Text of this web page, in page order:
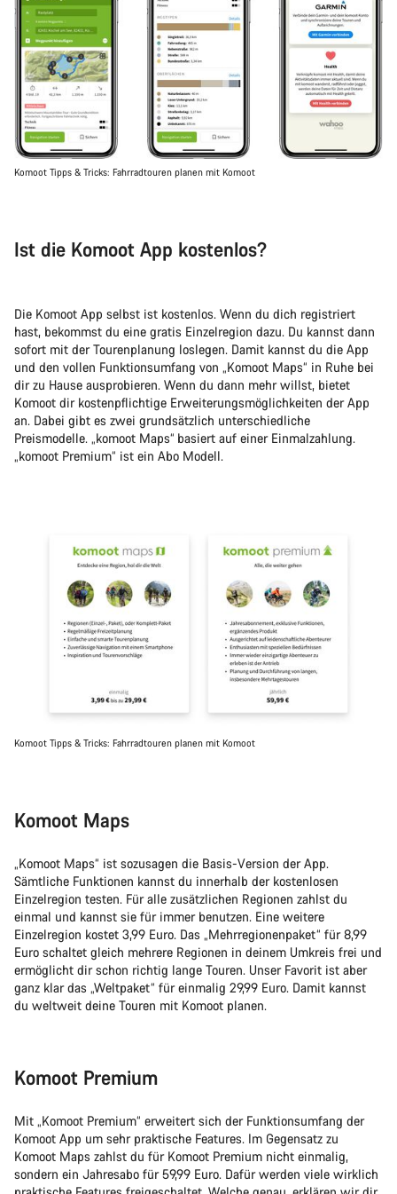
Komoot Tipps & Tricks: Fahrradtouren planen mit Komoot
Ist die Komoot App kostenlos?
Die Komoot App selbst ist kostenlos. Wenn du dich registriert
hast, bekommst du eine gratis Einzelregion dazu. Du kannst dann
sofort mit der Tourenplanung loslegen. Damit kannst du die App
und den vollen Funktionsumfang von „Komoot Maps“ in Ruhe bei
dir zu Hause ausprobieren. Wenn du dann mehr willst, bietet
Komoot dir kostenpflichtige Erweiterungsmöglichkeiten der App
an. Dabei gibt es zwei grundsätzlich unterschiedliche
Preismodelle. „komoot Maps“ basiert auf einer Einmalzahlung.
„komoot Premium“ ist ein Abo Modell.
Komoot Tipps & Tricks: Fahrradtouren planen mit Komoot
Komoot Maps
„Komoot Maps“ ist sozusagen die Basis-Version der App.
Sämtliche Funktionen kannst du innerhalb der kostenlosen
Einzelregion testen. Für alle zusätzlichen Regionen zahlst du
einmal und kannst sie für immer benutzen. Eine weitere
Einzelregion kostet 3,99 Euro. Das „Mehrregionenpaket“ für 8,99
Euro schaltet gleich mehrere Regionen in deinem Umkreis frei und
ermöglicht dir schon richtig lange Touren. Unser Favorit ist aber
ganz klar das „Weltpaket“ für einmalig 29,99 Euro. Damit kannst
du weltweit deine Touren mit Komoot planen.
Komoot Premium
Mit „Komoot Premium“ erweitert sich der Funktionsumfang der
Komoot App um sehr praktische Features. Im Gegensatz zu
Komoot Maps zahlst du für Komoot Premium nicht einmalig,
sondern ein Jahresabo für 59,99 Euro. Dafür werden viele wirklich